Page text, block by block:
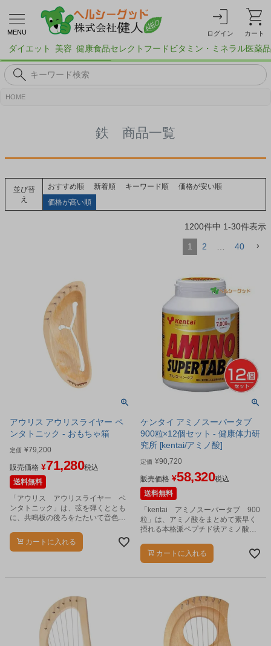
MENU ログイン カート
ダイエット 美容 健康食品セレクトフード ビタミン・ミネラル医薬品
HOME
鉄 商品一覧
並び替
え
おすすめ順 新着順 キーワード順
価格が安い順
価格が高い順
1200件中 1-30件表示
1 2 40
アウリス アウリスライヤー ペ
ンタトニック - おもちゃ箱
定価 ¥79,200
販売価格 ¥71,280税込
送料無料
「アウリス アウリスライヤー ペ
ンタトニック」は、弦を弾くととも
に、共鳴板の後ろをたたいて音色の
カートに入れる
ケンタイ アミノスーパータブ
900粒×12個セット - 健康体力研
究所 [kentai/アミノ酸]
定価 ¥90,720
販売価格 ¥58,320税込
送料無料
「kentai アミノスーパータブ 900
粒」は、アミノ酸をまとめて素早く
摂れる本格派ペプチド状アミノ酸タ
カートに入れる